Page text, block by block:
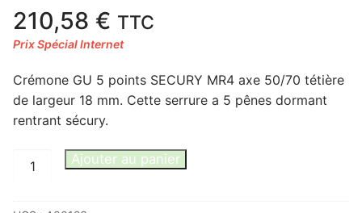
210,58 € TTC
Crémone GU 5 points SECURY MR4 axe 50/70 tétière
de largeur 18 mm. Cette serrure a 5 pênes dormant
rentrant sécury.
quantité
Ajouter au panier